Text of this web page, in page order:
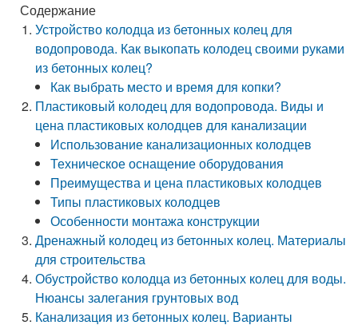
Содержание
Устройство колодца из бетонных колец для
водопровода. Как выкопать колодец своими руками
из бетонных колец?
Как выбрать место и время для копки?
Пластиковый колодец для водопровода. Виды и
цена пластиковых колодцев для канализации
Использование канализационных колодцев
Техническое оснащение оборудования
Преимущества и цена пластиковых колодцев
Типы пластиковых колодцев
Особенности монтажа конструкции
Дренажный колодец из бетонных колец. Материалы
для строительства
Обустройство колодца из бетонных колец для воды.
Нюансы залегания грунтовых вод
Канализация из бетонных колец. Варианты